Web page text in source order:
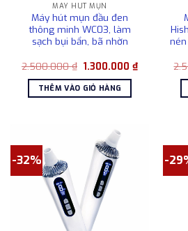
MÁY HÚT MỤN
Máy hút mụn đầu đen
thông minh WC03, làm
sạch bụi bẩn, bã nhờn
2.500.000₫ Giá
là:
2.500.000 ₫.
1.300.000₫Giá
hiện
1.300.000
THÊM VÀO GIỎ HÀNG
-32% -